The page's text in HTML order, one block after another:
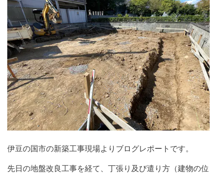
伊豆の国市の新築工事現場よりブログレポートです。
先日の地盤改良工事を経て、丁張り及び遣り方（建物の位